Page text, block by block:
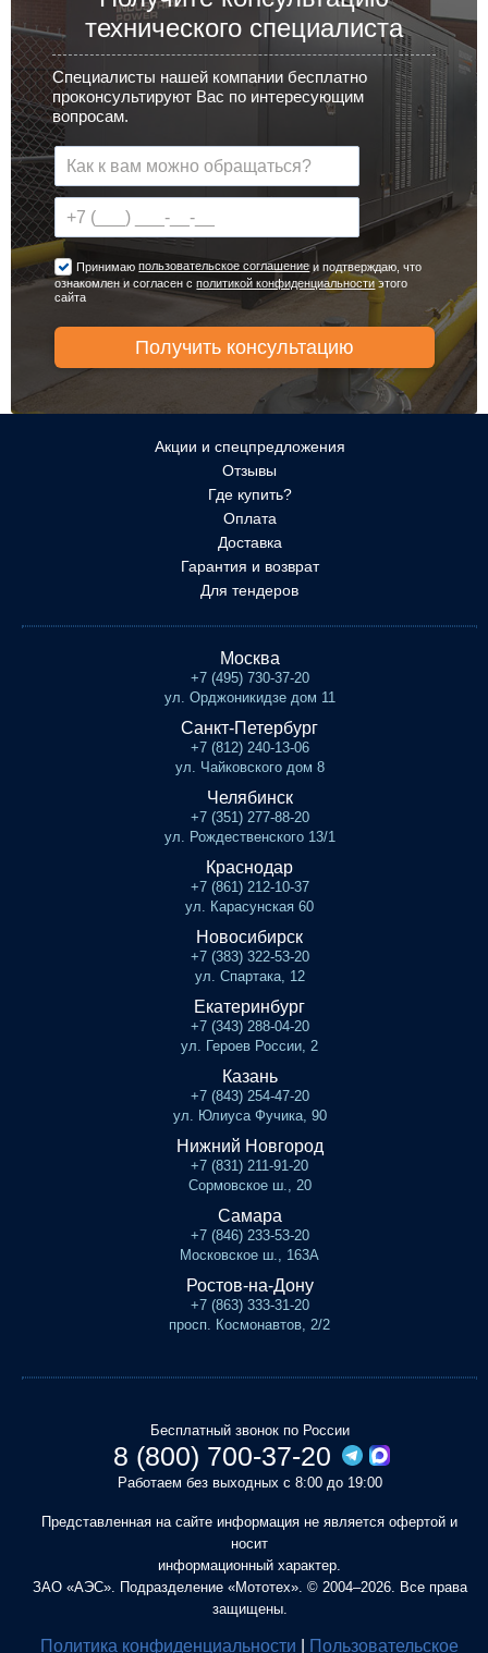
технического специалиста
Специалисты нашей компании бесплатно
проконсультируют Вас по интересующим
вопросам.
Принимаюпользовательское соглашениеи подтверждаю, что
ознакомлен и согласен сполитикой конфиденциальностиэтого
сайта
Акции и спецпредложения
Отзывы
Где купить?
Оплата
Доставка
Гарантия и возврат
Для тендеров
Москва
+7 (495) 730-37-20
ул. Орджоникидзе дом 11
Санкт-Петербург
+7 (812) 240-13-06
ул. Чайковского дом 8
Челябинск
+7 (351) 277-88-20
ул. Рождественского 13/1
Краснодар
+7 (861) 212-10-37
ул. Карасунская 60
Новосибирск
+7 (383) 322-53-20
ул. Спартака, 12
Екатеринбург
+7 (343) 288-04-20
ул. Героев России, 2
Казань
+7 (843) 254-47-20
ул. Юлиуса Фучика, 90
Нижний Новгород
+7 (831) 211-91-20
Сормовское ш., 20
Самара
+7 (846) 233-53-20
Московское ш., 163А
Ростов-на-Дону
+7 (863) 333-31-20
просп. Космонавтов, 2/2
Бесплатный звонок по России
8 (800) 700-37-20
Работаем без выходных с 8:00 до 19:00
Представленная на сайте информация не является офертой и
носит
информационный характер.
ЗАО «АЭС». Подразделение «Мототех». © 2004–2026. Все права
защищены.
Политика конфиденциальности Пользовательское